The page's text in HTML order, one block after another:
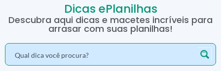
Dicas ePlanilhas
Descubra aqui dicas e macetes incríveis para
arrasar com suas planilhas!